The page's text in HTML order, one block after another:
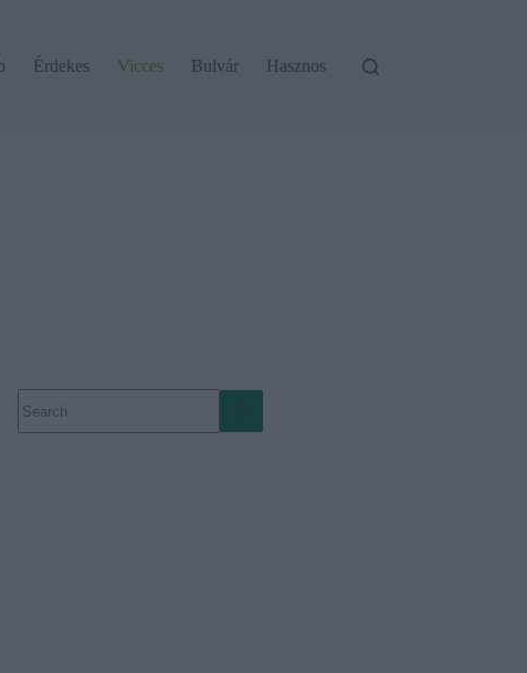
Érdekes Vicces Bulvár Hasznos
results